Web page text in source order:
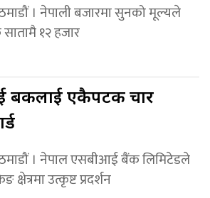
। नेपाली बजारमा सुनको मूल्यले
१२ हजार
बैंकलाई एकैपटक चार
। नेपाल एसबीआई बैंक लिमिटेडले
क्षेत्रमा उत्कृष्ट प्रदर्शन